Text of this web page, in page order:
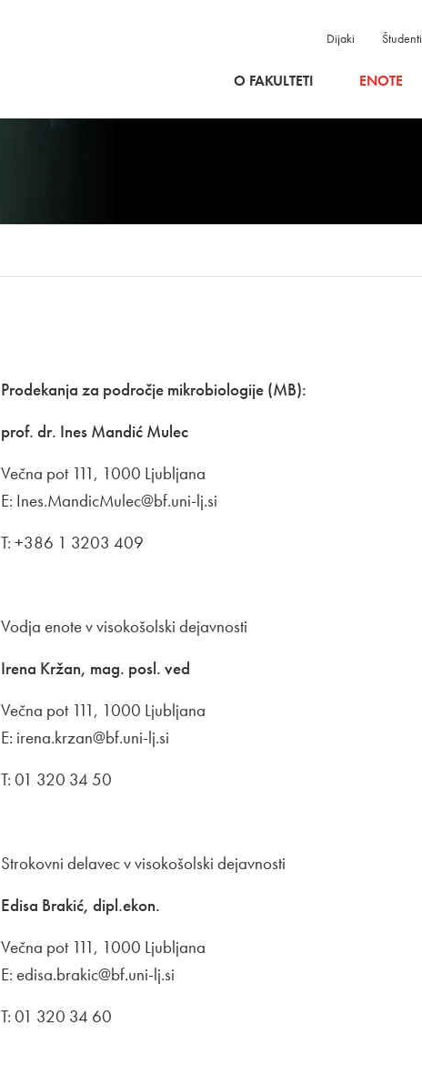
Dijaki Študenti
O FAKULTETI ENOTE
Prodekanja za področje mikrobiologije (MB):
prof. dr. Ines Mandić Mulec
Večna pot 111, 1000 Ljubljana
E: Ines.MandicMulec@bf.uni-lj.si
T: +386 1 3203 409
Vodja enote v visokošolski dejavnosti
Irena Kržan, mag. posl. ved
Večna pot 111, 1000 Ljubljana
E: irena.krzan@bf.uni-lj.si
T: 01 320 34 50
Strokovni delavec v visokošolski dejavnosti
Edisa Brakić, dipl.ekon.
Večna pot 111, 1000 Ljubljana
E: edisa.brakic@bf.uni-lj.si
T: 01 320 34 60